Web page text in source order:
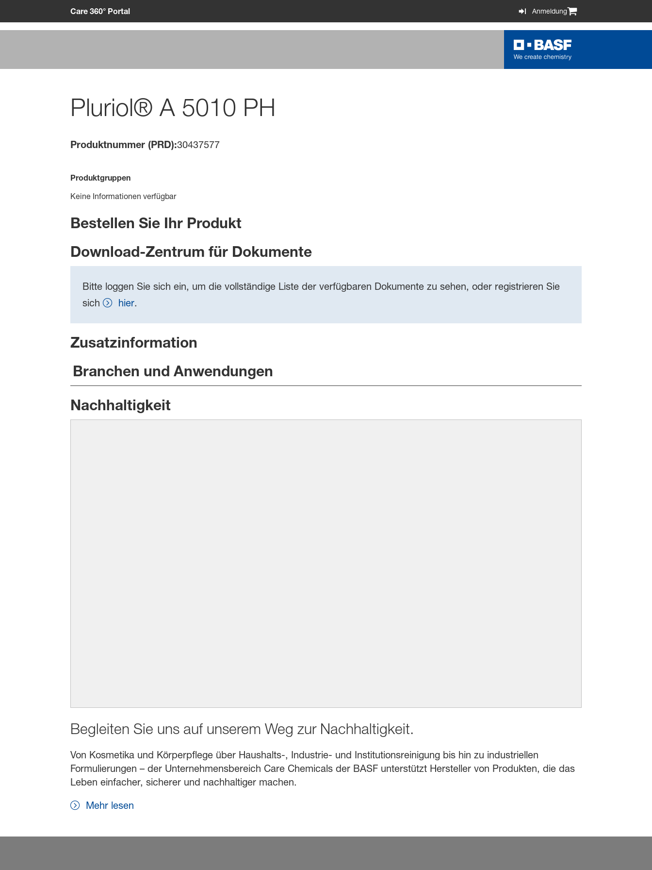
Care 360° Portal Anmeldung
Pluriol® A 5010 PH
Produktnummer (PRD):30437577
Produktgruppen
Keine Informationen verfügbar
Bestellen Sie Ihr Produkt
Download-Zentrum für Dokumente
Bitte loggen Sie sich ein, um die vollständige Liste der verfügbaren Dokumente zu sehen, oder registrieren Sie
sich
hier.
Zusatzinformation
Branchen und Anwendungen
Nachhaltigkeit
Begleiten Sie uns auf unserem Weg zur Nachhaltigkeit.
Von Kosmetika und Körperpflege über Haushalts-, Industrie- und Institutionsreinigung bis hin zu industriellen
Formulierungen – der Unternehmensbereich Care Chemicals der BASF unterstützt Hersteller von Produkten, die das
Leben einfacher, sicherer und nachhaltiger machen.
Mehr lesen